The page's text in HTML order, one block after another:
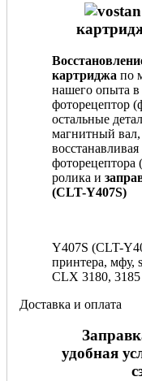
картриджа по
нашего опыта в
фоторецептор
остальные
магнитный
фоторецептора
ролика и
(CLT-Y407S)
Y407S (CLT-
принтера, мфу,
CLX 3180, 3185
Доставка и оплата
удобная